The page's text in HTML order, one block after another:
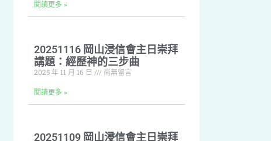
閱讀更多 »
20251116 岡山浸信會主日崇拜
講題：經歷神的三步曲
2025 年 11 月 16 日 尚無留言
閱讀更多 »
20251109 岡山浸信會主日崇拜